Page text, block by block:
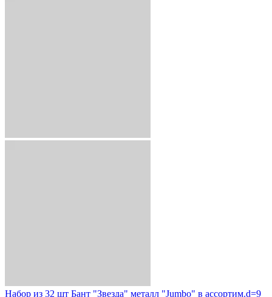
Набор из 32 шт Бант "Звезда" металл "Jumbo" в ассортим.d=9